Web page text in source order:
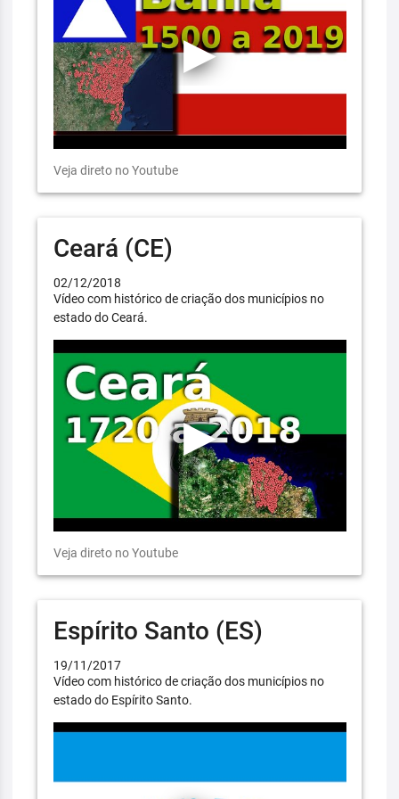
Veja direto no Youtube
Ceará (CE)
02/12/2018
Vídeo com histórico de criação dos municípios no
estado do Ceará.
Veja direto no Youtube
Espírito Santo (ES)
19/11/2017
Vídeo com histórico de criação dos municípios no
estado do Espírito Santo.